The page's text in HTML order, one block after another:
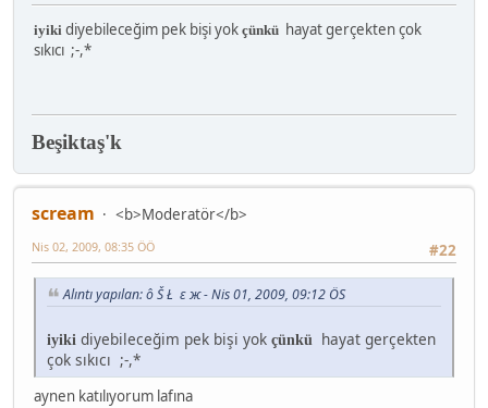
iyiki diyebileceğim pek bişi yok çünkü hayat gerçekten çok
sıkıcı ;-,*
Beşiktaş'k
scream
<b>Moderatör</b>
#22
Nis 02, 2009, 08:35 ÖÖ
Alıntı yapılan: ô Š Ł ε ж - Nis 01, 2009, 09:12 ÖS
iyiki diyebileceğim pek bişi yok çünkü hayat gerçekten
çok sıkıcı ;-,*
aynen katılıyorum lafına